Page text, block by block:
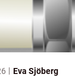
Eva Sjöberg